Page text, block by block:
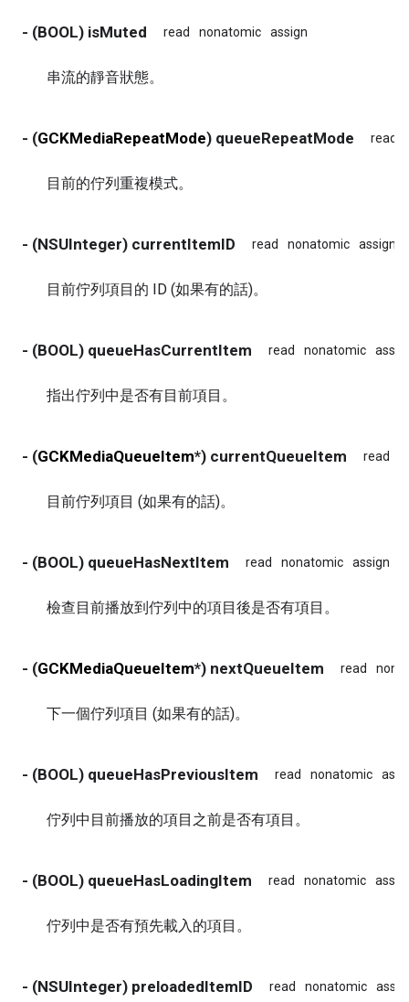
- (BOOL) isMuted read nonatomic assign
串流的靜音狀態。
- (GCKMediaRepeatMode) queueRepeatMode read
目前的佇列重複模式。
- (NSUInteger) currentItemID read nonatomic assign
目前佇列項目的 ID (如果有的話)。
- (BOOL) queueHasCurrentItem read nonatomic
指出佇列中是否有目前項目。
- (GCKMediaQueueItem*) currentQueueItem read
目前佇列項目 (如果有的話)。
- (BOOL) queueHasNextItem read nonatomic assign
檢查目前播放到佇列中的項目後是否有項目。
- (GCKMediaQueueItem*) nextQueueItem read
下一個佇列項目 (如果有的話)。
- (BOOL) queueHasPreviousItem read nonatomic
佇列中目前播放的項目之前是否有項目。
- (BOOL) queueHasLoadingItem read nonatomic
佇列中是否有預先載入的項目。
- (NSUInteger) preloadedItemID read nonatomic